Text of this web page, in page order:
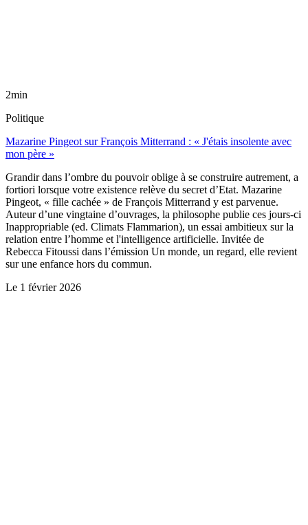
2min
Politique
Mazarine Pingeot sur François Mitterrand : « J'étais insolente avec
mon père »
Grandir dans l’ombre du pouvoir oblige à se construire autrement, a
fortiori lorsque votre existence relève du secret d’Etat. Mazarine
Pingeot, « fille cachée » de François Mitterrand y est parvenue.
Auteur d’une vingtaine d’ouvrages, la philosophe publie ces jours-ci
Inappropriable (ed. Climats Flammarion), un essai ambitieux sur la
relation entre l’homme et l'intelligence artificielle. Invitée de
Rebecca Fitoussi dans l’émission Un monde, un regard, elle revient
sur une enfance hors du commun.
Le 1 février 2026